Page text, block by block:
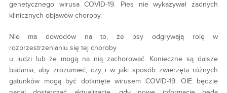
genetycznego wirusa COVID-19. Pies nie wykazywał żadnych
klinicznych objawów choroby.
Nie ma dowodów na to, że psy odgrywają rolę w
rozprzestrzenianiu się tej choroby
u ludzi lub że mogą na nią zachorować. Konieczne są dalsze
badania, aby zrozumieć, czy i w jaki sposób zwierzęta różnych
gatunków mogą być dotknięte wirusem COVID-19. OIE będzie